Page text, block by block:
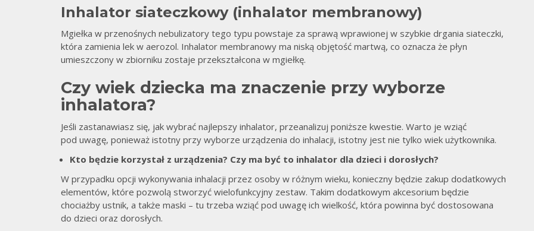
Inhalator siateczkowy (inhalator membranowy)
Mgiełka w przenośnych nebulizatory tego typu powstaje za sprawą wprawionej w szybkie drgania siateczki,
która zamienia lek w aerozol. Inhalator membranowy ma niską objętość martwą, co oznacza że płyn
umieszczony w zbiorniku zostaje przekształcona w mgiełkę.
Czy wiek dziecka ma znaczenie przy wyborze
inhalatora?
Jeśli zastanawiasz się, jak wybrać najlepszy inhalator, przeanalizuj poniższe kwestie. Warto je wziąć
pod uwagę, ponieważ istotny przy wyborze urządzenia do inhalacji, istotny jest nie tylko wiek użytkownika.
Kto będzie korzystał z urządzenia? Czy ma być to inhalator dla dzieci i dorosłych?
W przypadku opcji wykonywania inhalacji przez osoby w różnym wieku, konieczny będzie zakup dodatkowych
elementów, które pozwolą stworzyć wielofunkcyjny zestaw. Takim dodatkowym akcesorium będzie
chociażby ustnik, a także maski – tu trzeba wziąć pod uwagę ich wielkość, która powinna być dostosowana
do dzieci oraz dorosłych.
To